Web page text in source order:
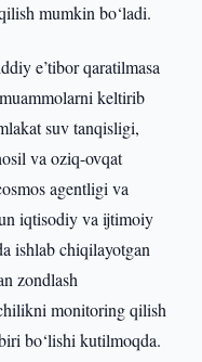
mumkin bo‘ladi.
e’tibor qaratilmasa
keltirib
suv tanqisligi,
va oziq-ovqat
agentligi va
iqtisodiy va ijtimoiy
ishlab chiqilayotgan
zondlash
monitoring qilish
bo‘lishi kutilmoqda.